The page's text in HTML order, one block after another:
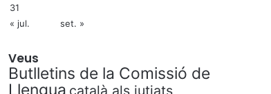
31
« jul.
set. »
Veus
Butlletins de la Comissió de
Llengua català als jutjats